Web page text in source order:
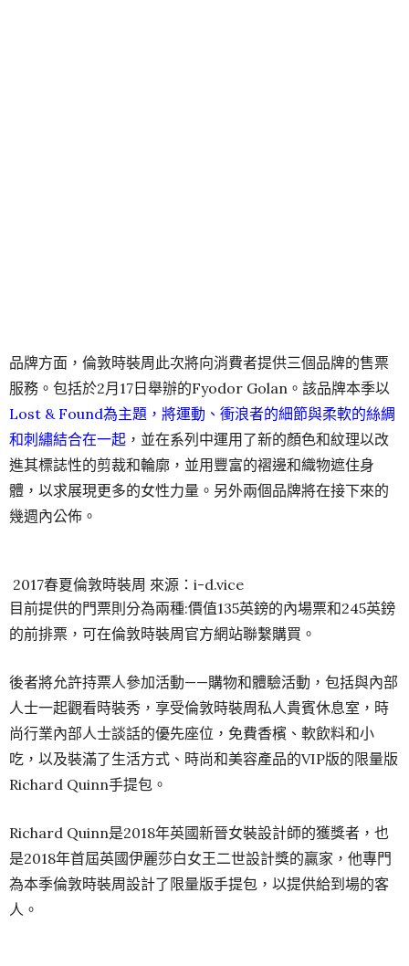
品牌方面，倫敦時裝周此次將向消費者提供三個品牌的售票
服務。包括於2月17日舉辦的Fyodor Golan。該品牌本季以
Lost & Found為主題，將運動、衝浪者的細節與柔軟的絲綢
和刺繡結合在一起 ，並在系列中運用了新的顏色和紋理以改
進其標誌性的剪裁和輪廓，並用豐富的褶邊和織物遮住身
體，以求展現更多的女性力量。另外兩個品牌將在接下來的
幾週內公佈。
2017春夏倫敦時裝周 來源：i-d.vice
目前提供的門票則分為兩種:價值135英鎊的內場票和245英鎊
的前排票，可在倫敦時裝周官方網站聯繫購買。
後者將允許持票人參加活動——購物和體驗活動，包括與內部
人士一起觀看時裝秀，享受倫敦時裝周私人貴賓休息室，時
尚行業內部人士談話的優先座位，免費香檳、軟飲料和小
吃，以及裝滿了生活方式、時尚和美容產品的VIP版的限量版
Richard Quinn手提包。
Richard Quinn是2018年英國新晉女裝設計師的獲獎者，也
是2018年首屆英國伊麗莎白女王二世設計獎的贏家，他專門
為本季倫敦時裝周設計了限量版手提包，以提供給到場的客
人。